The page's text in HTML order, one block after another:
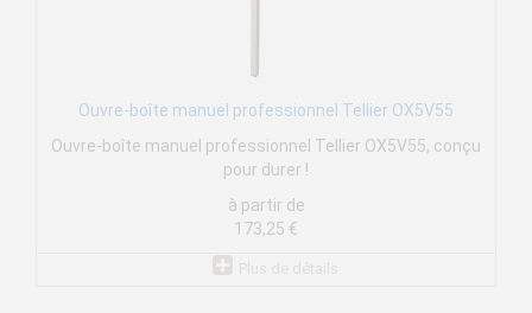
Ouvre-boîte manuel professionnel Tellier OX5V55
Ouvre-boîte manuel professionnel Tellier OX5V55, conçu
pour durer !
à partir de
173,25 €